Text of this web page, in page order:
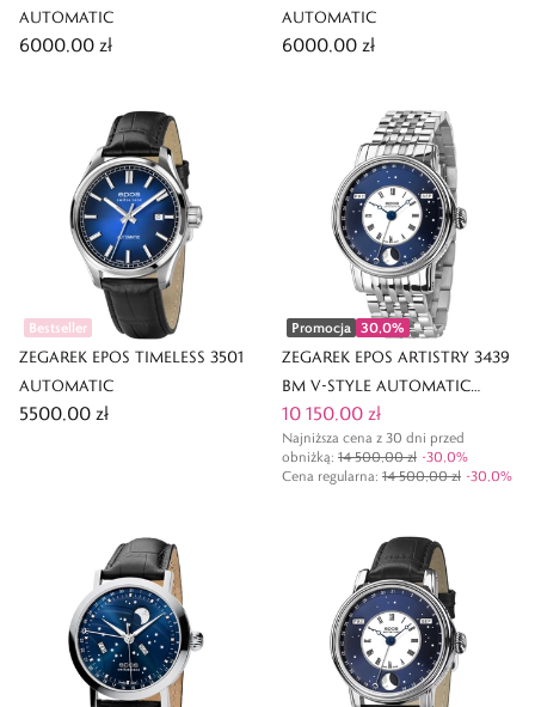
AUTOMATIC
6000,00 zł
AUTOMATIC
6000,00 zł
Bestseller
ZEGAREK EPOS TIMELESS 3501
AUTOMATIC
5500,00 zł
Promocja 30,0%
ZEGAREK EPOS ARTISTRY 3439
BM V-STYLE AUTOMATIC
MOONPHASE
10 150,00 zł
Najniższa cena z 30 dni przed
obniżką: 14 500,00 zł -30,0%
Cena regularna: 14 500,00 zł -30,0%